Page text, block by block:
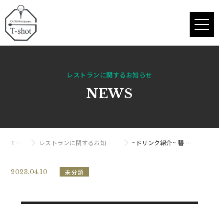
toggle
レストランに関するお知らせ
NEWS
TOP レストランに関するお知らせ ~ドリンク紹介~ 碧 Ao
2023.04.10 未分類